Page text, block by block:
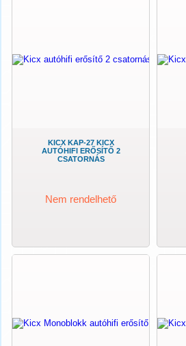
KICX KAP-27 KICX
AUTÓHIFI ERŐSÍTŐ 2
CSATORNÁS
Nem rendelhető